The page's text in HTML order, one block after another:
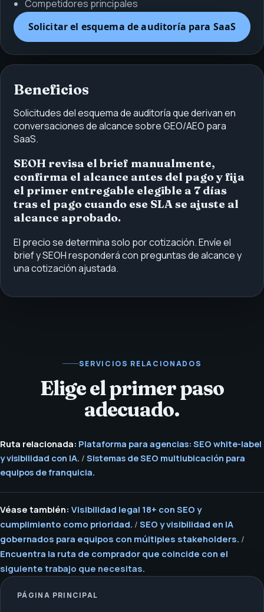
Competidores principales
Solicitar el esquema de auditoría para SaaS
Beneficios
Solicitudes del esquema de auditoría que derivan en
conversaciones de alcance sobre GEO/AEO para
SaaS.
SEOH revisa el brief manualmente,
confirma el alcance antes del pago y fija
el primer entregable elegible a 7 días
tras el pago cuando ese SLA se ajuste al
alcance aprobado.
El precio se determina solo por cotización. Envíe el
brief y SEOH responderá con preguntas de alcance y
una cotización ajustada.
SERVICIOS RELACIONADOS
Elige el primer paso
adecuado.
Ruta relacionada: Plataforma para agencias: SEO white-label
y visibilidad con IA. / Sistemas de SEO multiubicación para
equipos de franquicia.
Véase también: Visibilidad legal 18+ con SEO y
cumplimiento como prioridad. / SEO y visibilidad en IA
gobernados para equipos con múltiples stakeholders. /
Encuentra la ruta de comprador que coincide con el
siguiente trabajo que necesitas.
PÁGINA PRINCIPAL